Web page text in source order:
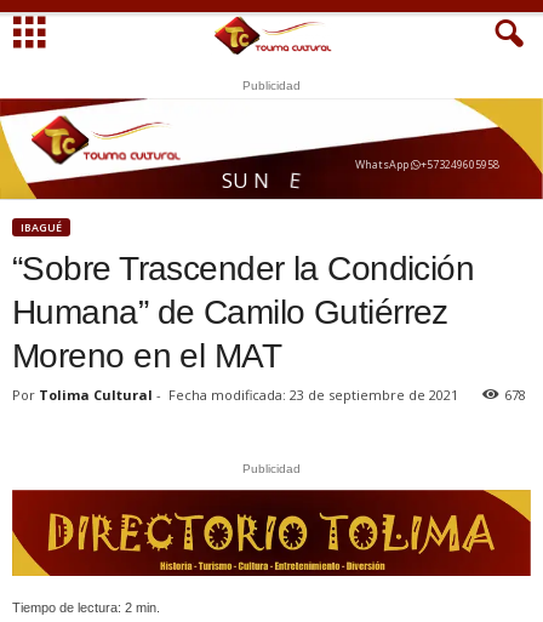
Publicidad
SU N GO
IBAGUÉ
“Sobre Trascender la Condición
Humana” de Camilo Gutiérrez
Moreno en el MAT
Por Tolima Cultural - Fecha modificada: 23 de septiembre de 2021 678
Publicidad
Tiempo de lectura: 2 min.